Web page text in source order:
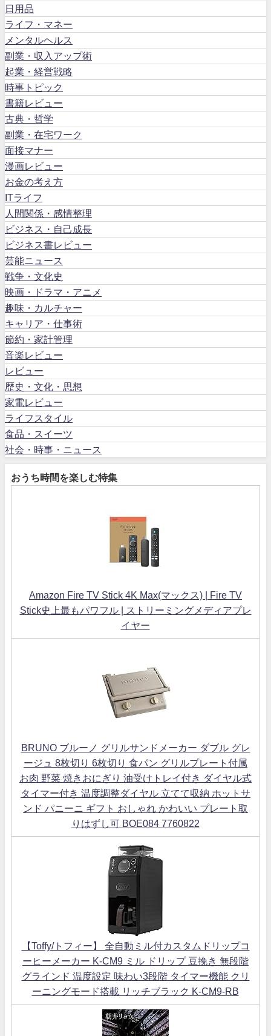
日用品
ライフ・マネー
メンタルヘルス
副業・収入アップ術
起業・経営戦略
時事トピック
書籍レビュー
古典・哲学
副業・在宅ワーク
面接マナー
漫画レビュー
お金の考え方
ITライフ
人間関係・感情整理
ビジネス・自己成長
ビジネス書レビュー
芸能ニュース
戦争・文化史
映画・ドラマ・アニメ
趣味・カルチャー
キャリア・仕事術
節約・家計管理
音楽レビュー
レビュー
歴史・文化・思想
家電レビュー
ライフスタイル
食品・スイーツ
社会・時事・ニュース
おうち時間を楽しむ特集
Amazon Fire TV Stick 4K Max(マックス) | Fire TV
Stick史上最もパワフル | ストリーミングメディアプレ
イヤー
BRUNO ブルーノ グリルサンドメーカー ダブル グレ
ージュ 8枚切り 6枚切り 食パン グリルプレート付属
お肉 野菜 焼きおにぎり 油受けトレイ付き ダイヤル式
タイマー付き 温度調整ダイヤル 立てて収納 ホットサ
ンド パニーニ ギフト おしゃれ かわいい プレート取
りはずし可 BOE084 7760822
【Toffy/トフィー】 全自動ミル付カスタムドリップコ
ーヒーメーカー K-CM9 ミル ドリップ 豆挽き 無段階
グラインド 温度設定 味わい3段階 タイマー機能 クリ
ーニングモード搭載 リッチブラック K-CM9-RB